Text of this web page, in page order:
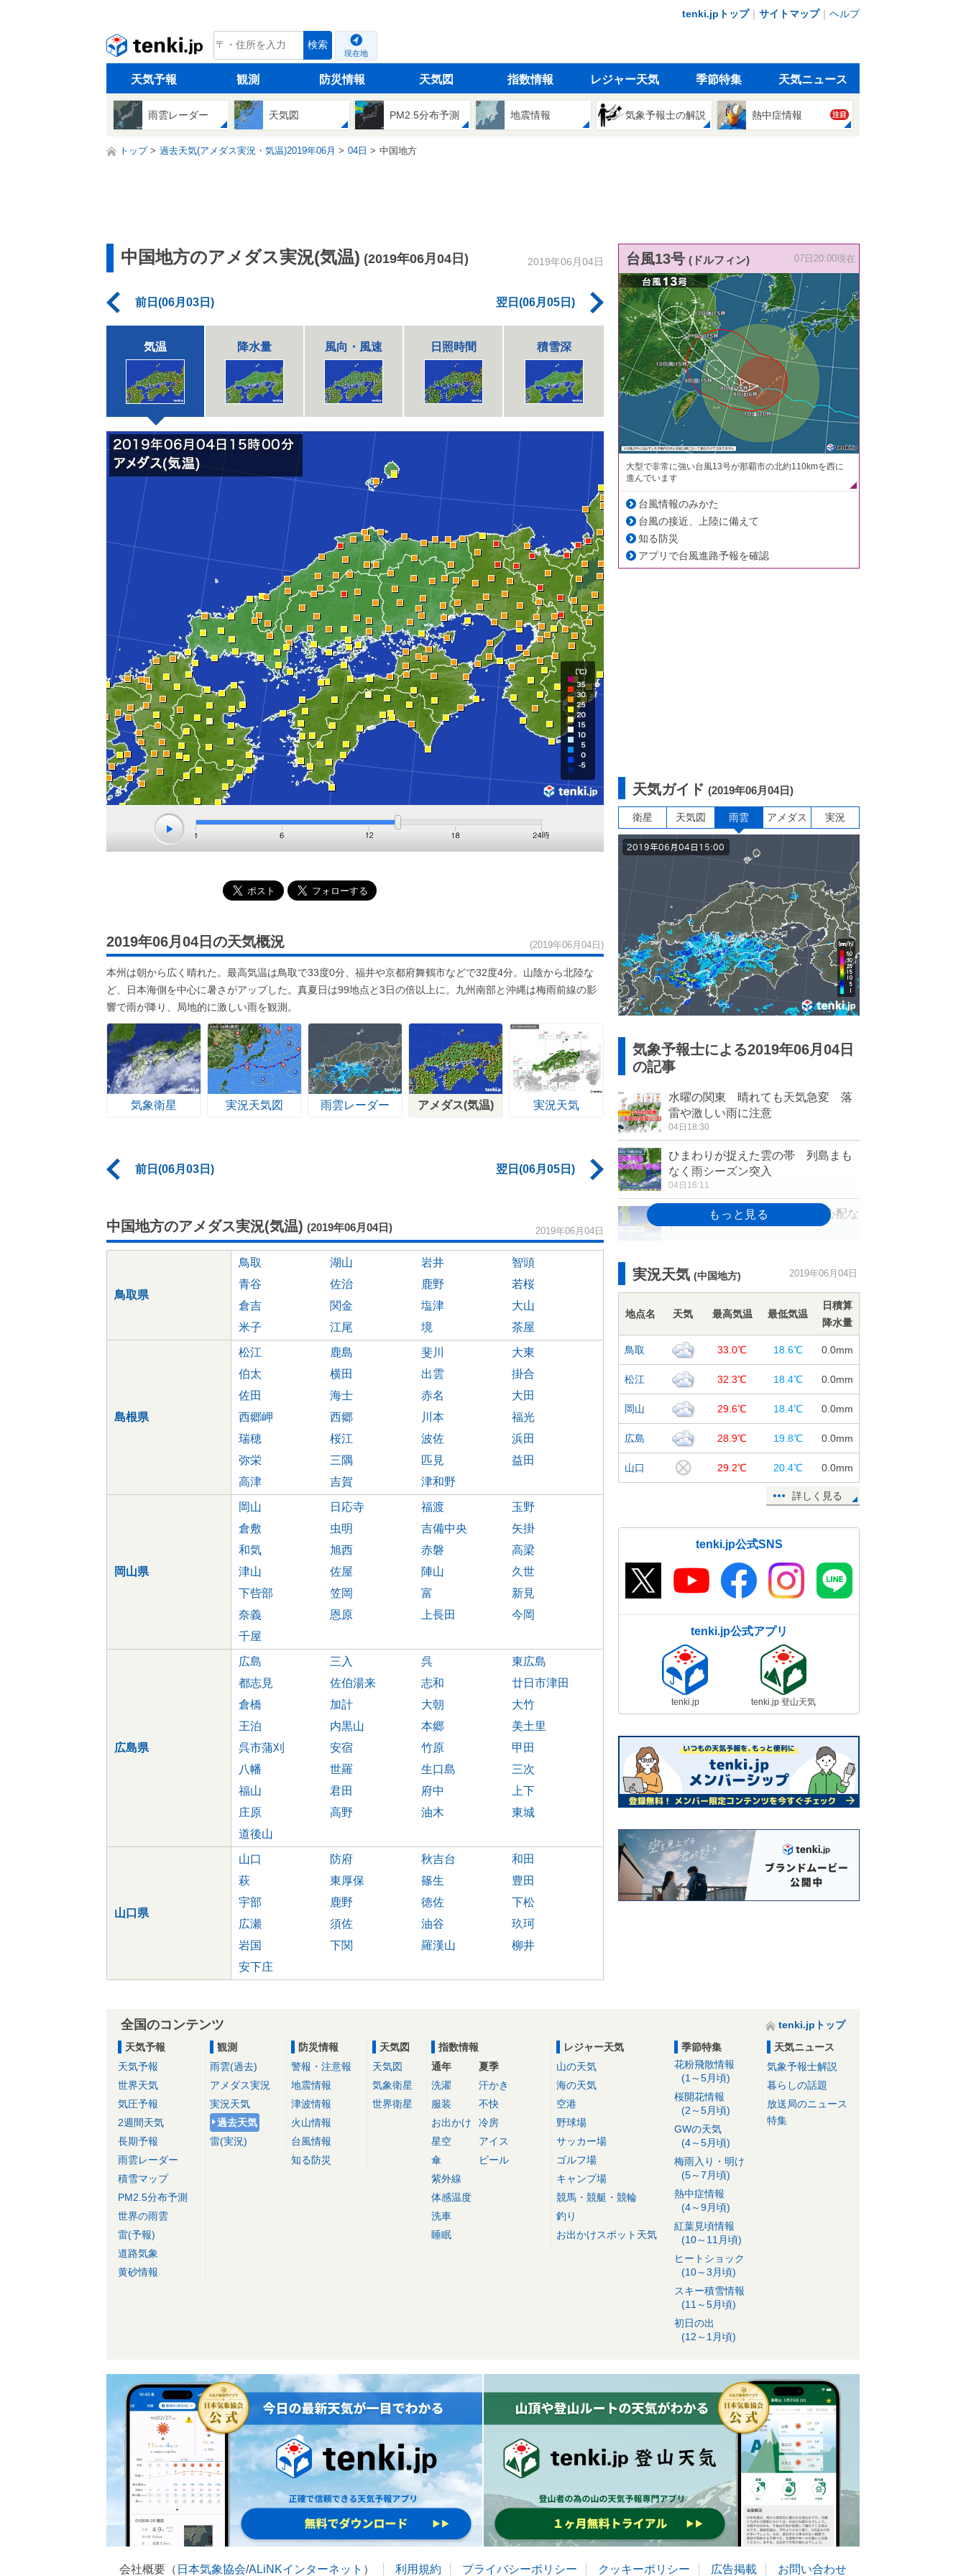
tenki.jpトップ｜ サイトマップ｜ ヘルプ
tenki.jp 検索
現在地
天気予報 観測 防災情報 天気図 指数情報 レジャー天気 季節特集 天気ニュース
雨雲レーダー 天気図 PM2.5分布予測 地震情報 気象予報士の解説 熱中症情報 注目
トップ 過去天気(アメダス実況・気温)2019年06月 04日 中国地方
中国地方のアメダス実況(気温) (2019年06月04日) 2019年06月04日
前日(06月03日) 翌日(06月05日)
気温 降水量 風向・風速 日照時間 積雪深
2019年06月04日の天気概況 (2019年06月04日)
本州は朝から広く晴れた。最高気温は鳥取で33度0分、福井や京都府舞鶴市などで32度4分。山陰から北陸な
ど、日本海側を中心に暑さがアップした。真夏日は99地点と3日の倍以上に。九州南部と沖縄は梅雨前線の影
響で雨が降り、局地的に激しい雨を観測。
気象衛星 実況天気図 雨雲レーダー アメダス(気温) 実況天気
前日(06月03日) 翌日(06月05日)
中国地方のアメダス実況(気温) (2019年06月04日) 2019年06月04日
鳥取県
鳥取 湖山 岩井
智頭
青谷
佐治 鹿野
若桜
倉吉
関金 塩津
大山
米子
江尾 境 茶屋
島根県
松江 鹿島 斐川
大東
伯太
横田 出雲
掛合
佐田
海士 赤名
大田
西郷岬
西郷 川本
福光
瑞穂
桜江 波佐
浜田
弥栄
三隅 匹見
益田
高津
吉賀 津和野
岡山県
岡山 日応寺 福渡
玉野
倉敷
虫明 吉備中央
矢掛
和気
旭西 赤磐
高梁
津山
佐屋 陣山
久世
下呰部
笠岡 富
新見
奈義
恩原 上長田
今岡
千屋
広島県
広島 三入 呉
東広島
都志見
佐伯湯来 志和
廿日市津田
倉橋
加計 大朝
大竹
王泊
内黒山 本郷
美土里
呉市蒲刈
安宿 竹原
甲田
八幡
世羅 生口島
三次
福山
君田 府中
上下
庄原
高野 油木
東城
道後山
山口県
山口 防府 秋吉台
和田
萩
東厚保 篠生
豊田
宇部
鹿野 徳佐
下松
広瀬
須佐 油谷
玖珂
岩国
下関 羅漢山
柳井
安下庄
台風13号 (ドルフィン) 07日20:00現在
大型で非常に強い台風13号が那覇市の北約110kmを西に
進んでいます
台風情報のみかた
台風の接近、上陸に備えて
知る防災
アプリで台風進路予報を確認
天気ガイド (2019年06月04日)
衛星 天気図 雨雲 アメダス 実況
気象予報士による2019年06月04日
の記事
水曜の関東 晴れても天気急変 落
雷や激しい雨に注意
04日18:30
ひまわりが捉えた雲の帯 列島まも
なく雨シーズン突入
04日16:11
小笠原で震度4の地震 津波の心配な
し
暑さアップ 正午までの気温 鳥取
週間 週末から続々梅雨入り? 金・
土は大雨のおそれ
04日11:31
東京都心 不快な暑さ
04日09:14
鹿児島県でどしゃ降りの雨 北海道
で最低気温5度未満
04日06:57
4日 晴れても急な雨注意 九州～東
4日 関東 内陸は真夏日も 湿度
60パーセント以上
04日05:11
実況天気 (中国地方) 2019年06月04日
地点名 天気 最高気温 最低気温
日積算
降水量
鳥取 33.0℃ 18.6℃ 0.0mm
松江 32.3℃ 18.4℃ 0.0mm
岡山 29.6℃ 18.4℃ 0.0mm
広島 28.9℃ 19.8℃ 0.0mm
山口 29.2℃ 20.4℃ 0.0mm
詳しく見る
tenki.jp公式SNS
tenki.jp公式アプリ
tenki.jp tenki.jp 登山天気
全国のコンテンツ
tenki.jpトップ
天気予報
天気予報
世界天気
気圧予報
2週間天気
長期予報
雨雲レーダー
積雪マップ
PM2.5分布予測
世界の雨雲
雷(予報)
道路気象
黄砂情報
観測
雨雲(過去)
アメダス実況
実況天気
過去天気
雷(実況)
防災情報
警報・注意報
地震情報
津波情報
火山情報
台風情報
知る防災
天気図
天気図
気象衛星
世界衛星
指数情報
通年
洗濯
服装
お出かけ
星空
傘
紫外線
体感温度
洗車
睡眠
夏季
汗かき
不快
冷房
アイス
ビール
レジャー天気
山の天気
海の天気
空港
野球場
サッカー場
ゴルフ場
キャンプ場
競馬・競艇・競輪
釣り
お出かけスポット天気
季節特集
花粉飛散情報
(1～5月頃)
桜開花情報
(2～5月頃)
GWの天気
(4～5月頃)
梅雨入り・明け
(5～7月頃)
熱中症情報
(4～9月頃)
紅葉見頃情報
(10～11月頃)
ヒートショック
(10～3月頃)
スキー積雪情報
(11～5月頃)
初日の出
(12～1月頃)
天気ニュース
気象予報士解説
暮らしの話題
放送局のニュース
特集
会社概要（ 日本気象協会/ALiNKインターネット ） 利用規約 プライバシーポリシー クッキーポリシー 広告掲載 お問い合わせ